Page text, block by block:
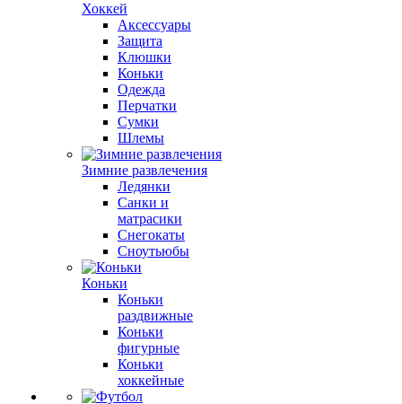
Хоккей
Аксессуары
Защита
Клюшки
Коньки
Одежда
Перчатки
Сумки
Шлемы
Зимние развлечения
Ледянки
Санки и
матрасики
Снегокаты
Сноутьюбы
Коньки
Коньки
раздвижные
Коньки
фигурные
Коньки
хоккейные